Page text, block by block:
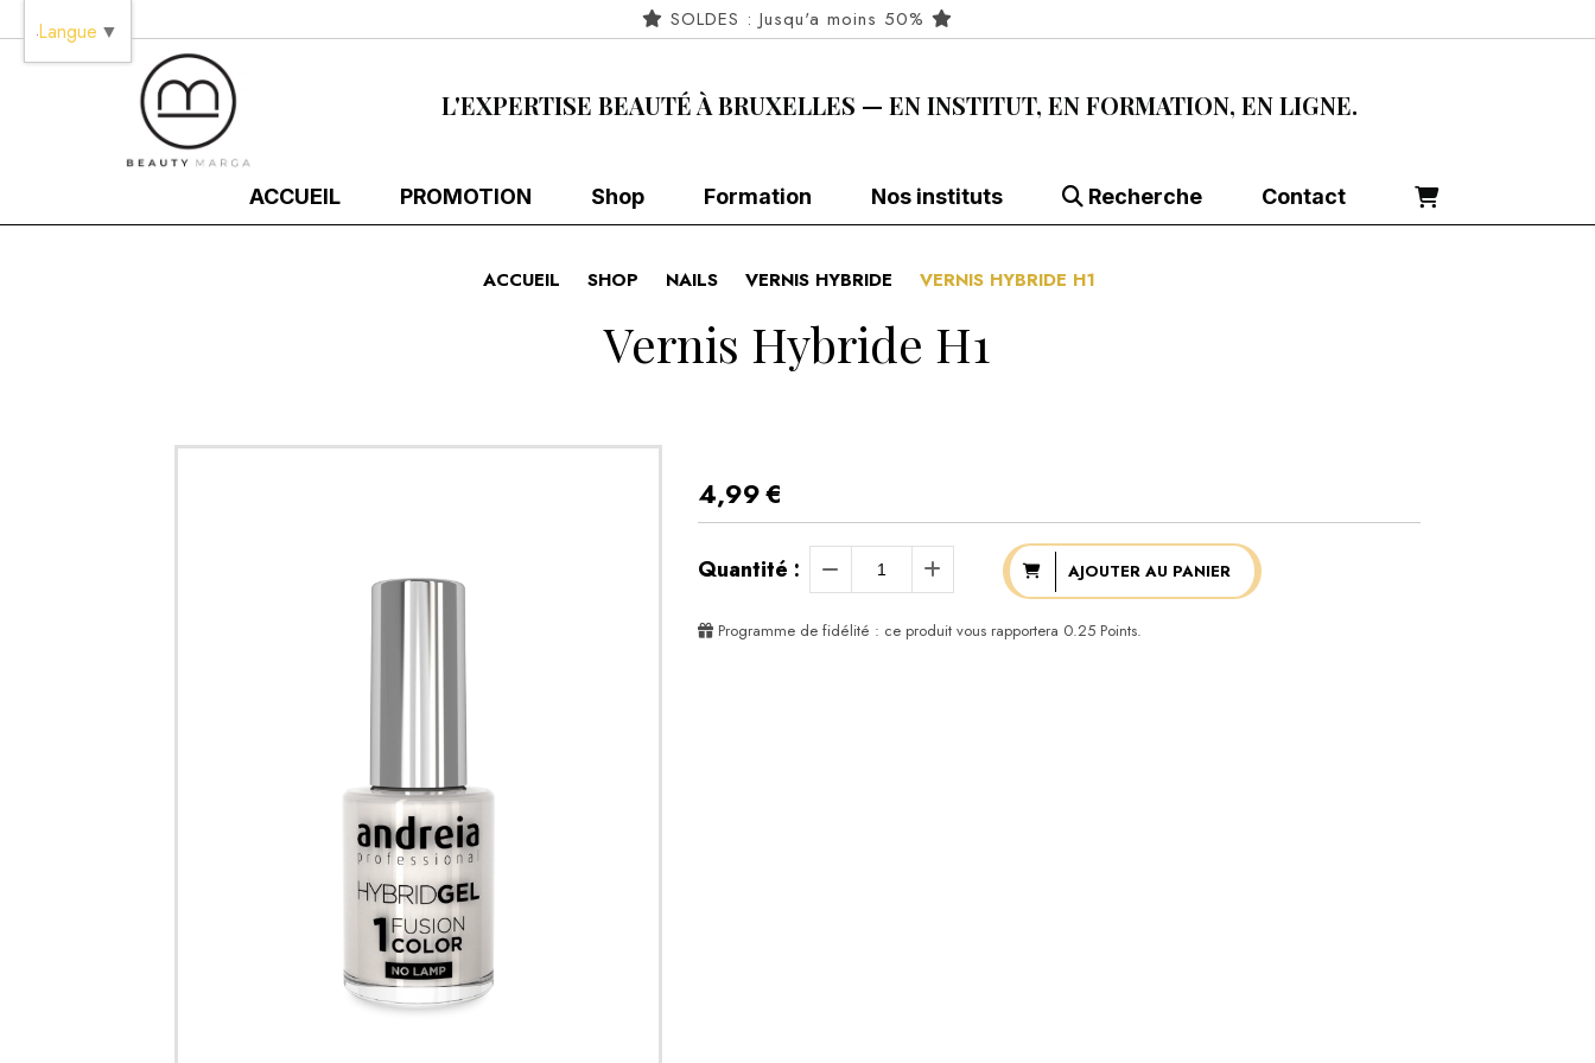
SOLDES : Jusqu'a moins 50%
L'EXPERTISE BEAUTÉ À BRUXELLES — EN INSTITUT, EN FORMATION, EN LIGNE.
ACCUEIL PROMOTION Shop Formation Nos instituts Recherche Contact
ACCUEIL SHOP NAILS VERNIS HYBRIDE VERNIS HYBRIDE H1
Vernis Hybride H1
4,99€
Quantité : AJOUTER AU PANIER
Programme de fidélité : ce produit vous rapportera 0.25Points.
Langue ▼